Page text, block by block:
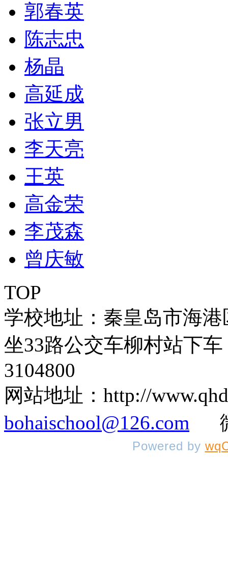
郭春英
陈志忠
杨晶
高延成
张立男
李天亮
王英
高金荣
李茂森
曾庆敏
TOP
学校地址：秦皇岛市海
坐33路公交车柳村站下
3104800
网站地址：http://
bohaischool@126.com 微
Powered by